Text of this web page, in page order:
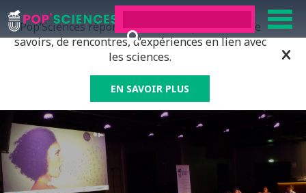
Pop’Sciences répond à tous ceux qui ont soif de
savoirs, de rencontres, d’expériences en lien avec
les sciences.
EN SAVOIR PLUS